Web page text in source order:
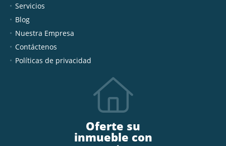
Servicios
Blog
Nuestra Empresa
Contáctenos
Políticas de privacidad
Oferte su
inmueble con